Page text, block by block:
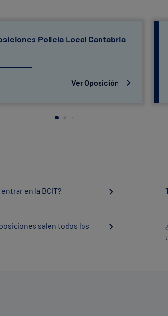
Policía Local Cantabria
Ver Oposición
entrar en la BCIT?
salen todos los